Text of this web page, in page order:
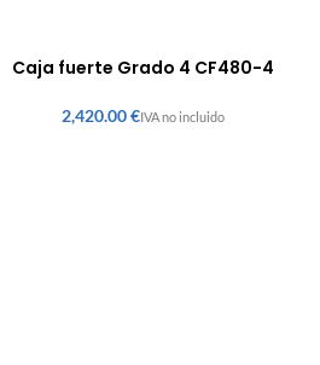
Caja fuerte Grado 4 CF480-4
€